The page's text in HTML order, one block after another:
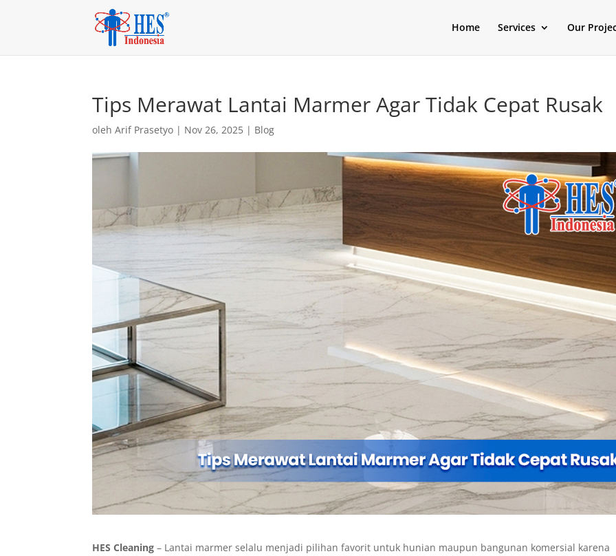
Home Services Our
Tips Merawat Lantai Marmer Agar Tidak Cepat Rusak
olehArif Prasetyo | Nov 26, 2025 | Blog
HES Cleaning – Lantai marmer selalu menjadi pilihan favorit untuk hunian maupun bangunan komersial karena